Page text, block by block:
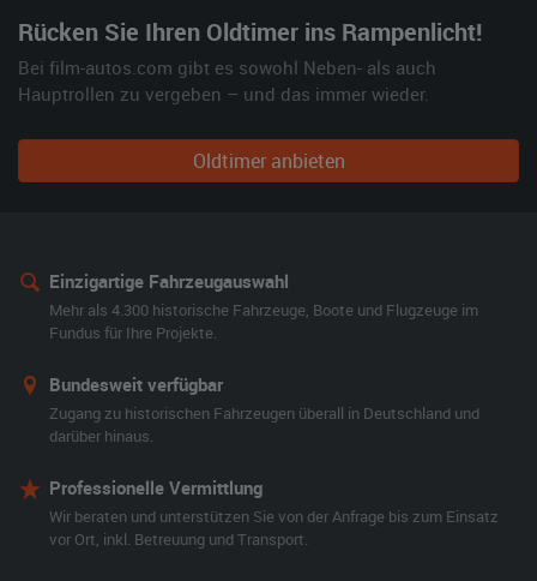
Rücken Sie Ihren Oldtimer ins Rampenlicht!
Bei film-autos.com gibt es sowohl Neben- als auch
Hauptrollen zu vergeben – und das immer wieder.
Oldtimer anbieten
Einzigartige Fahrzeugauswahl
Mehr als 4.300 historische Fahrzeuge, Boote und Flugzeuge im
Fundus für Ihre Projekte.
Bundesweit verfügbar
Zugang zu historischen Fahrzeugen überall in Deutschland und
darüber hinaus.
Professionelle Vermittlung
Wir beraten und unterstützen Sie von der Anfrage bis zum Einsatz
vor Ort, inkl. Betreuung und Transport.